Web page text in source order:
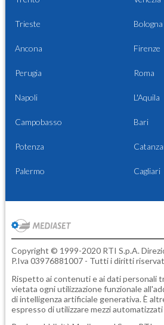
Trieste Bologna
Ancona Firenze
Perugia Roma
Napoli L'Aquila
Campobasso Bari
Potenza
Palermo Cagliari
Copyright © 1999-2020 RTI S.p.A.
P.Iva 03976881007 - Tutti i diritti
Rispetto ai contenuti e ai dati personali
vietata ogni utilizzazione funzionale
di intelligenza artificiale generativa. È
espresso di utilizzare mezzi